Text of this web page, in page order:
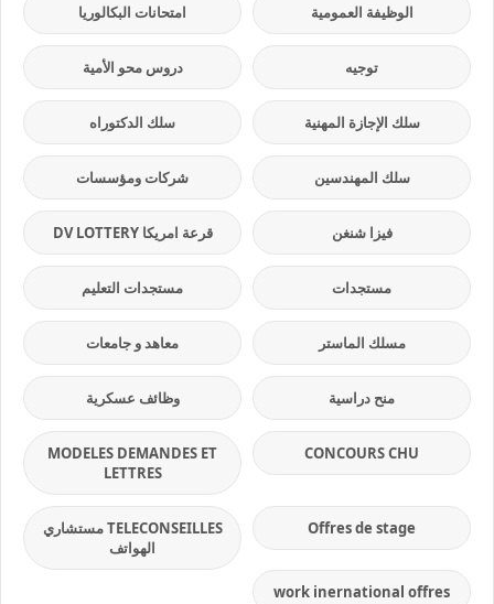
الوظيفة العمومية امتحانات البكالوريا
توجيه دروس محو الأمية
سلك الإجازة المهنية سلك الدكتوراه
سلك المهندسين شركات ومؤسسات
فيزا شنغن قرعة امريكا DV LOTTERY
مستجدات مستجدات التعليم
مسلك الماستر معاهد و جامعات
منح دراسية وظائف عسكرية
CONCOURS CHU
MODELES DEMANDES ET
LETTRES
Offres de stage
TELECONSEILLES مستشاري
الهواتف
work inernational offres